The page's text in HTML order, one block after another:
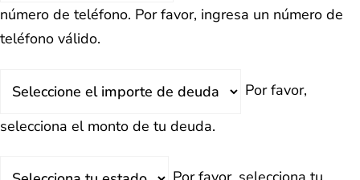
número de teléfono. Por favor, ingresa un número de
teléfono válido.
Por favor,
selecciona el monto de tu deuda.